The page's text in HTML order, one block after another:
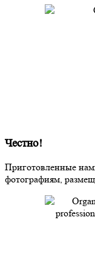
Честно!
Приготовленные
фотографиям,